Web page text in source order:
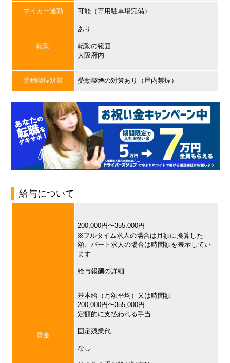
マイカー通勤 可能（専用駐車場完備）
転勤
あり
転勤の範囲
大阪府内
受動喫煙対策 受動喫煙の対策あり（屋内禁煙）
給与について
賃金
200,000円〜355,000円
※フルタイム求人の場合は月額に換算した
額、パート求人の場合は時間額を表示してい
ます
給与報酬の詳細
基本給（月額平均）又は時間額
200,000円〜355,000円
定額的に支払われる手当
–
固定残業代
なし